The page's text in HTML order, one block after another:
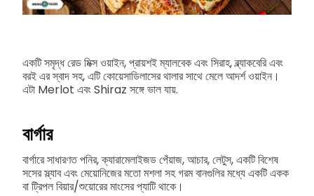
একটি সমৃদ্ধ রেড মিক্স ওয়াইন, প্রায়শই ম্যালবেক এবং সিরাহ, ব্ল্যাকবেরি এবং
বরই এর স্বাদ সহ, এটি কোয়েসাডিলাসের থালার সাথে মেলে আদর্শ ওয়াইন।
এটা Merlot এবং Shiraz সঙ্গে ভাল যায়.
বার্গার
বার্গারে সাধারণত পনির, ক্যারামেলাইজড পেঁয়াজ, আচার, লেটুস, একটি বিশেষ
সসের স্ল্যাব এবং মেয়োনিজের মতো মশলা সহ গরম বানগুলির মধ্যে একটি একক
বা ট্রিপল বিয়ার/শুয়োরের মাংসের প্যাটি থাকে।